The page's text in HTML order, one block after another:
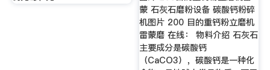
蒙 石灰石磨粉设备 碳酸钙粉碎
机图片 200 目的重钙粉立磨机
雷蒙磨 在线： 物料介绍 石灰石
主要成分是碳酸钙
（CaCO3），碳酸钙是一种化